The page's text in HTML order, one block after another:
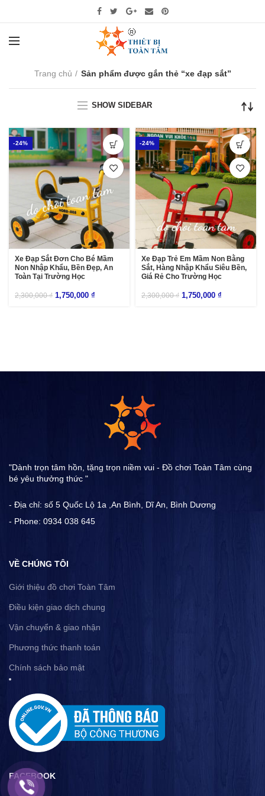
Trang chủ Sản phẩm được gắn thẻ “xe đạp sắt”
SHOW SIDEBAR
-24%
Xe Đạp Sắt Đơn Cho Bé Mầm
Non Nhập Khẩu, Bền Đẹp, An
Toàn Tại Trường Học
2,300,000₫ 1,750,000 ₫
-24%
Xe Đạp Trẻ Em Mầm Non Bằng
Sắt, Hàng Nhập Khẩu Siêu Bền,
Giá Rẻ Cho Trường Học
2,300,000₫ 1,750,000 ₫
"Dành trọn tâm hồn, tặng trọn niềm vui - Đồ chơi Toàn Tâm cùng
bé yêu thưởng thức "
- Địa chỉ: số 5 Quốc Lộ 1a ,An Bình, Dĩ An, Bình Dương
- Phone: 0934 038 645
VỀ CHÚNG TÔI
Giới thiệu đồ chơi Toàn Tâm
Điều kiện giao dịch chung
Vận chuyển & giao nhận
Phương thức thanh toán
Chính sách bảo mật
FACEBOOK